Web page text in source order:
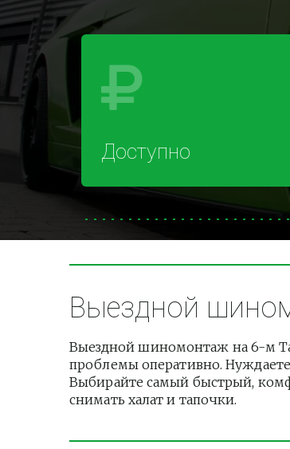
Доступно
Выездной
Выездной шиномонтаж на 6-м
проблемы оперативно.
Выбирайте самый быстрый,
снимать халат и тапочки.